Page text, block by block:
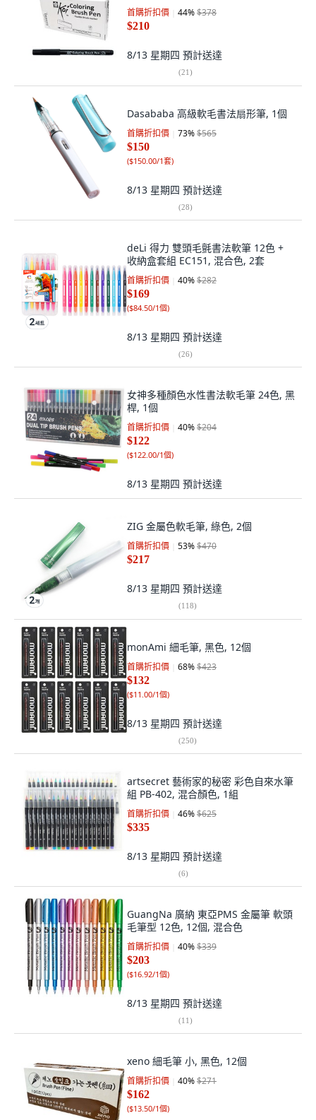
首購折扣價 44%$378
$210
8/13 星期四 預計送達
(21)
Dasababa 高級軟毛書法扇形筆, 1個
首購折扣價 73%$565
$150
($150.00/1套)
8/13 星期四 預計送達
(28)
deLi 得力 雙頭毛氈書法軟筆 12色 +
收納盒套組 EC151, 混合色, 2套
首購折扣價 40%$282
$169
($84.50/1個)
8/13 星期四 預計送達
(26)
女神多種顏色水性書法軟毛筆 24色, 黑
桿, 1個
首購折扣價 40%$204
$122
($122.00/1個)
8/13 星期四 預計送達
ZIG 金屬色軟毛筆, 綠色, 2個
首購折扣價 53%$470
$217
8/13 星期四 預計送達
(118)
monAmi 細毛筆, 黑色, 12個
首購折扣價 68%$423
$132
($11.00/1個)
8/13 星期四 預計送達
(250)
artsecret 藝術家的秘密 彩色自來水筆
組 PB-402, 混合顏色, 1組
首購折扣價 46%$625
$335
8/13 星期四 預計送達
(6)
GuangNa 廣納 東亞PMS 金屬筆 軟頭
毛筆型 12色, 12個, 混合色
首購折扣價 40%$339
$203
($16.92/1個)
8/13 星期四 預計送達
(11)
xeno 細毛筆 小, 黑色, 12個
首購折扣價 40%$271
$162
($13.50/1個)